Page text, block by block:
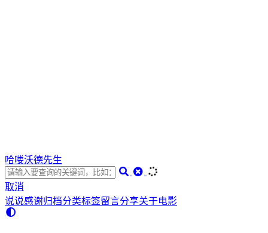
哈喽沃德先生
取消
说说感谢归档分类标签留言分享关于电影